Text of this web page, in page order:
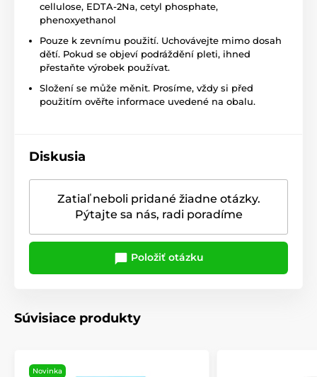
cellulose, EDTA-2Na, cetyl phosphate,
phenoxyethanol
Pouze k zevnímu použití. Uchovávejte mimo dosah
dětí. Pokud se objeví podráždění pleti, ihned
přestaňte výrobek používat.
Složení se může měnit. Prosíme, vždy si před
použitím ověřte informace uvedené na obalu.
Diskusia
Zatiaľ neboli pridané žiadne otázky.
Pýtajte sa nás, radi poradíme
Položiť otázku
Súvisiace produkty
Novinka